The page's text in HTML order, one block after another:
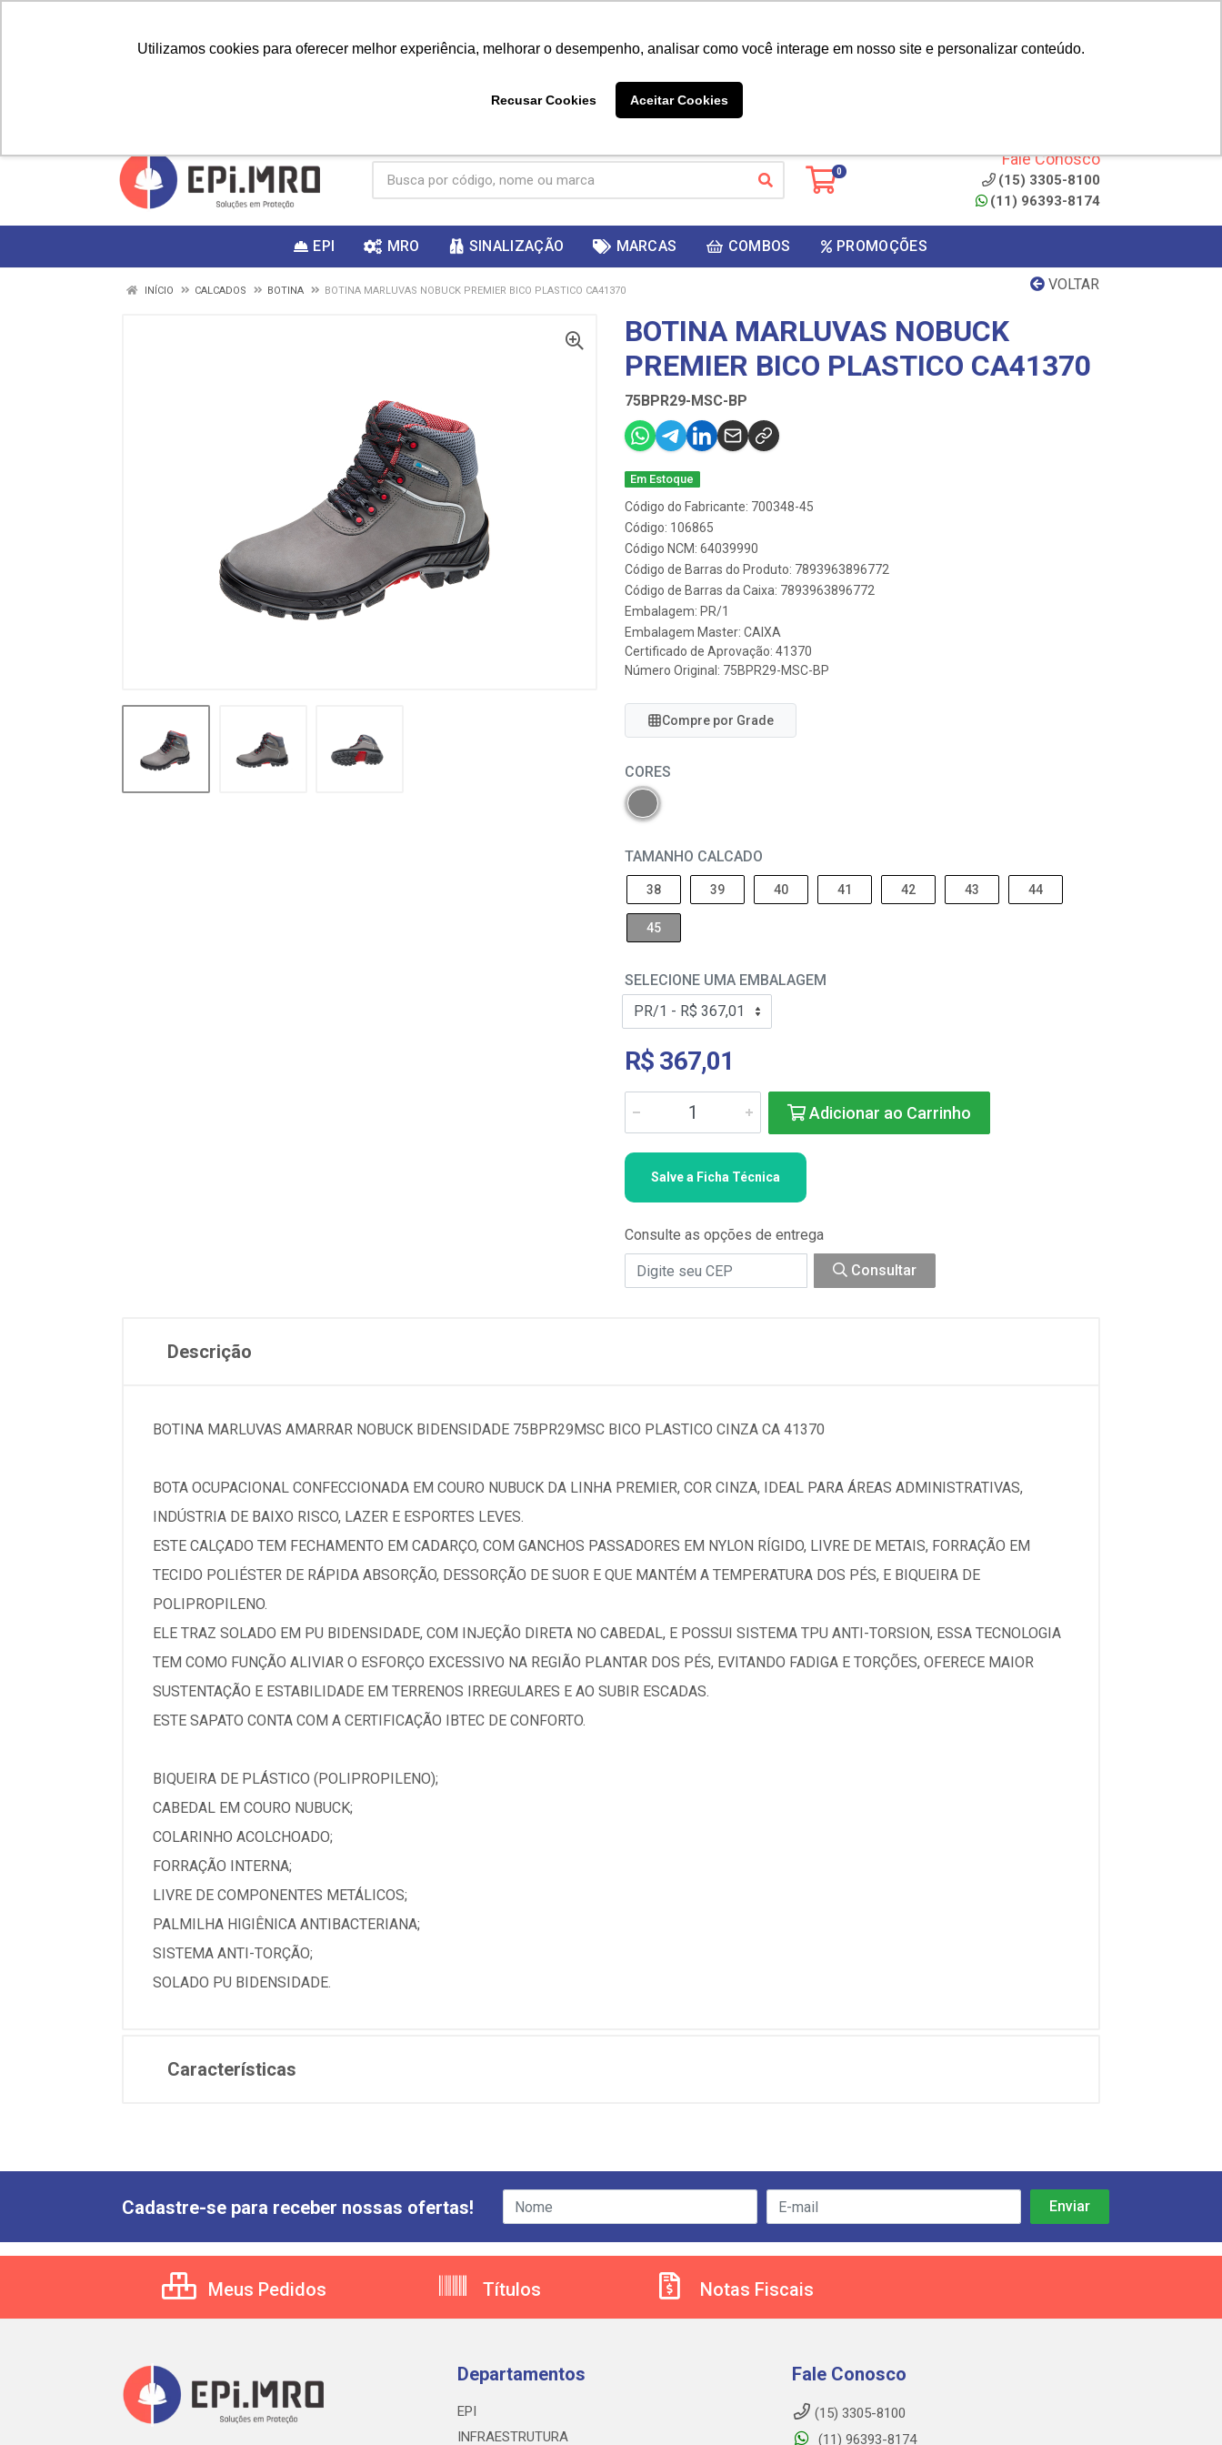
Utilizamos cookies para oferecer melhor experiência, melhorar o desempenho, analisar como você interage em nosso site e personalizar conteúdo.
Recusar Cookies Aceitar Cookies
ganhar
0
Fale Conosco
(15) 3305-8100
(11) 96393-8174
EPI MRO SINALIZAÇÃO MARCAS COMBOS PROMOÇÕES
VOLTAR
INÍCIO CALCADOS BOTINA BOTINA MARLUVAS NOBUCK PREMIER BICO PLASTICO CA41370
BOTINA MARLUVAS NOBUCK
PREMIER BICO PLASTICO CA41370
75BPR29-MSC-BP
Em Estoque
Código do Fabricante: 700348-45
Código: 106865
Código NCM: 64039990
Código de Barras do Produto: 7893963896772
Código de Barras da Caixa: 7893963896772
Embalagem: PR/1
Embalagem Master: CAIXA
Certificado de Aprovação: 41370
Número Original: 75BPR29-MSC-BP
Compre por Grade
CORES
TAMANHO CALCADO
38 39 40 41 42 43 44
45
SELECIONE UMA EMBALAGEM
R$ 367,01
Adicionar ao Carrinho
Salve a Ficha Técnica
Consulte as opções de entrega
Consultar
Descrição
BOTINA MARLUVAS AMARRAR NOBUCK BIDENSIDADE 75BPR29MSC BICO PLASTICO CINZA CA 41370
BOTA OCUPACIONAL CONFECCIONADA EM COURO NUBUCK DA LINHA PREMIER, COR CINZA, IDEAL PARA ÁREAS ADMINISTRATIVAS,
INDÚSTRIA DE BAIXO RISCO, LAZER E ESPORTES LEVES.
ESTE CALÇADO TEM FECHAMENTO EM CADARÇO, COM GANCHOS PASSADORES EM NYLON RÍGIDO, LIVRE DE METAIS, FORRAÇÃO EM
TECIDO POLIÉSTER DE RÁPIDA ABSORÇÃO, DESSORÇÃO DE SUOR E QUE MANTÉM A TEMPERATURA DOS PÉS, E BIQUEIRA DE
POLIPROPILENO.
ELE TRAZ SOLADO EM PU BIDENSIDADE, COM INJEÇÃO DIRETA NO CABEDAL, E POSSUI SISTEMA TPU ANTI-TORSION, ESSA TECNOLOGIA
TEM COMO FUNÇÃO ALIVIAR O ESFORÇO EXCESSIVO NA REGIÃO PLANTAR DOS PÉS, EVITANDO FADIGA E TORÇÕES, OFERECE MAIOR
SUSTENTAÇÃO E ESTABILIDADE EM TERRENOS IRREGULARES E AO SUBIR ESCADAS.
ESTE SAPATO CONTA COM A CERTIFICAÇÃO IBTEC DE CONFORTO.
BIQUEIRA DE PLÁSTICO (POLIPROPILENO);
CABEDAL EM COURO NUBUCK;
COLARINHO ACOLCHOADO;
FORRAÇÃO INTERNA;
LIVRE DE COMPONENTES METÁLICOS;
PALMILHA HIGIÊNICA ANTIBACTERIANA;
SISTEMA ANTI-TORÇÃO;
SOLADO PU BIDENSIDADE.
Características
Cadastre-se para receber nossas ofertas!
Meus Pedidos Títulos Notas Fiscais
Departamentos
EPI
INFRAESTRUTURA
Fale Conosco
(15) 3305-8100
(11) 96393-8174